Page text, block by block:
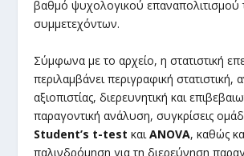
βαθμό ψυχολογικού επαναπολιτισμού
συμμετεχόντων.
Σύμφωνα με το αρχείο, η στατιστική
περιλαμβάνει περιγραφική στατιστική,
αξιοπιστίας, διερευνητική και
παραγοντική ανάλυση, συγκρίσεις
Student’s t-test καιANOVA, καθώς
παλινδρόμηση για τη διερεύνηση